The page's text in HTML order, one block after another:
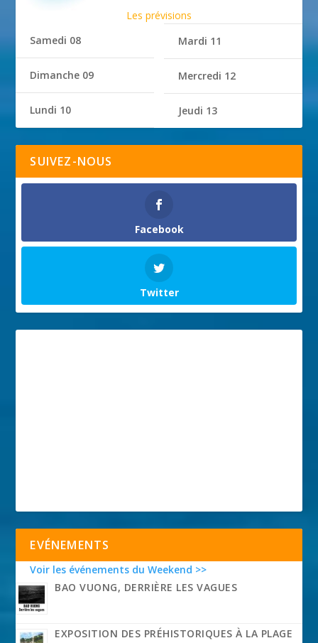
Les prévisions
Samedi 08
Dimanche 09
Lundi 10
Mardi 11
Mercredi 12
Jeudi 13
SUIVEZ-NOUS
Facebook
Twitter
EVÉNEMENTS
Voir les événements du Weekend >>
BAO VUONG, DERRIÈRE LES VAGUES
EXPOSITION DES PRÉHISTORIQUES À LA PLAGE